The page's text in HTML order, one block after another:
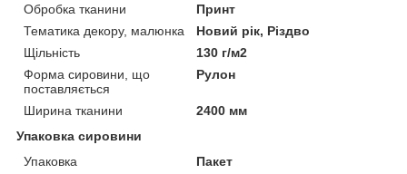
Обробка тканини
Принт
Тематика декору, малюнка
Новий рік, Різдво
Щільність
130 г/м2
Форма сировини, що
поставляється
Рулон
Ширина тканини
2400 мм
Упаковка сировини
Упаковка
Пакет